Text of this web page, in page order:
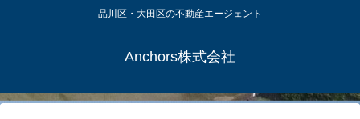
品川区・大田区の不動産エージェント
Anchors株式会社